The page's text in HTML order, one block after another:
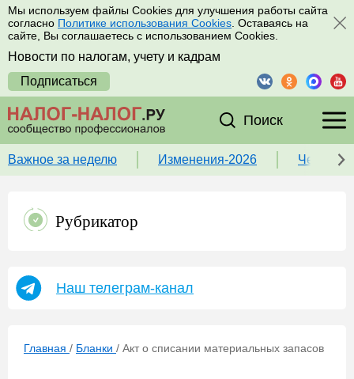
Мы используем файлы Cookies для улучшения работы сайта
согласно Политике использования Cookies . Оставаясь на
сайте, Вы соглашаетесь с использованием Cookies.
Новости по налогам, учету и кадрам
Подписаться
Поиск
Важное за неделю Изменения-2026 Чек-
Рубрикатор
Наш телеграм-канал
Главная / Бланки / Акт о списании материальных запасов